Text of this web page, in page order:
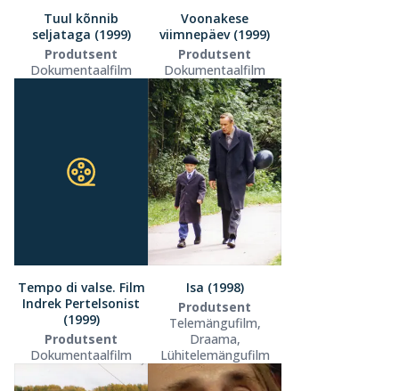
Tuul kõnnib
seljataga (1999)
Produtsent
Dokumentaalfilm
Voonakese
viimnepäev (1999)
Produtsent
Dokumentaalfilm
Tempo di valse. Film
Indrek Pertelsonist
(1999)
Produtsent
Dokumentaalfilm
Isa (1998)
Produtsent
Telemängufilm,
Draama,
Lühitelemängufilm